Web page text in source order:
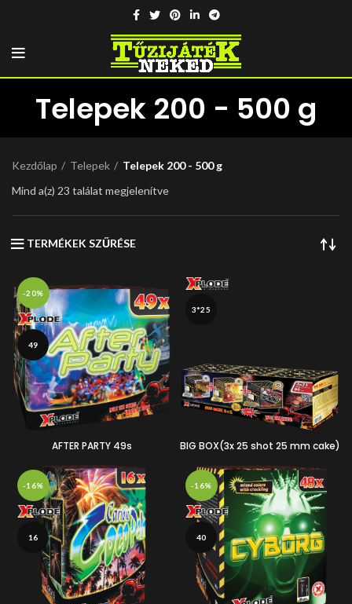
Telepek 200 - 500 g
Kezdőlap Telepek
Telepek 200 - 500 g
Mind a(z) 23 találat megjelenítve
TERMÉKEK SZŰRÉSE
-20%
49
AFTER PARTY 49s
3*25
BIG BOX(3x 25 shot 25 mm cake)
-16%
16
-16%
40